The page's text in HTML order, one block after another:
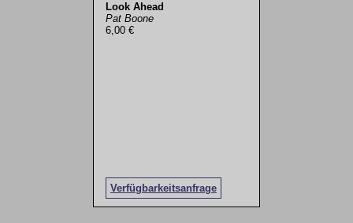
Look Ahead
Pat Boone
6,00 €
Verfügbarkeitsanfrage